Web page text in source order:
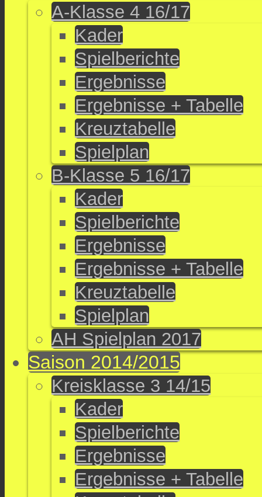
A-Klasse 4 16/17
Kader
Spielberichte
Ergebnisse
Ergebnisse + Tabelle
Kreuztabelle
Spielplan
B-Klasse 5 16/17
Kader
Spielberichte
Ergebnisse
Ergebnisse + Tabelle
Kreuztabelle
Spielplan
AH Spielplan 2017
Saison 2014/2015
Kreisklasse 3 14/15
Kader
Spielberichte
Ergebnisse
Ergebnisse + Tabelle